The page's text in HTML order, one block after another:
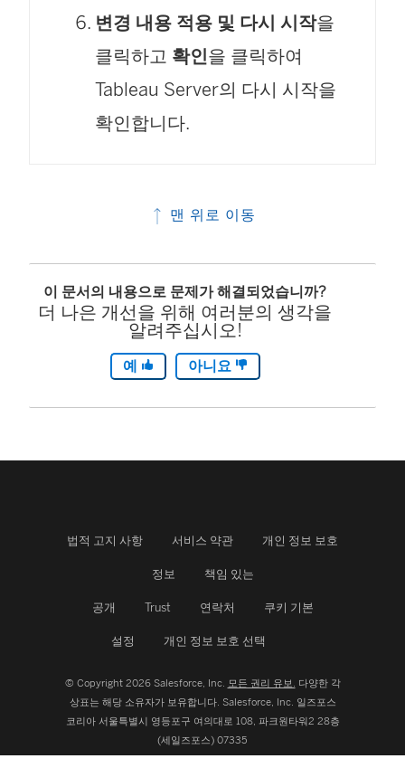
변경 내용 적용 및 다시 시작을
클릭하고 확인을 클릭하여
Tableau Server의 다시 시작을
확인합니다.
맨 위로 이동
이 문서의 내용으로 문제가 해결되었습니까?
더 나은 개선을 위해 여러분의 생각을
알려주십시오!
예 아니요
법적 고지 사항 서비스 약관 개인 정보 보호
정보 책임 있는
공개 Trust 연락처 쿠키 기본
설정 개인 정보 보호 선택
© Copyright 2026 Salesforce, Inc. 모든 권리 유보. 다양한 각
상표는 해당 소유자가 보유합니다. Salesforce, Inc. 일즈포스
코리아 서울특별시 영등포구 여의대로 108, 파크원타워2 28층
(세일즈포스) 07335